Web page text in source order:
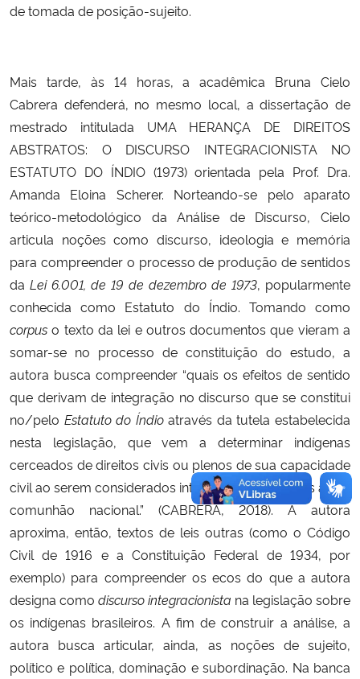
de tomada de posição-sujeito.
Mais tarde, às 14 horas, a acadêmica Bruna Cielo
Cabrera defenderá, no mesmo local, a dissertação de
mestrado intitulada UMA HERANÇA DE DIREITOS
ABSTRATOS: O DISCURSO INTEGRACIONISTA NO
ESTATUTO DO ÍNDIO (1973) orientada pela Prof. Dra.
Amanda Eloina Scherer. Norteando-se pelo aparato
teórico-metodológico da Análise de Discurso, Cielo
articula noções como discurso, ideologia e memória
para compreender o processo de produção de sentidos
daLei 6.001, de 19 de dezembro de 1973, popularmente
conhecida como Estatuto do Índio. Tomando como
corpus o texto da lei e outros documentos que vieram a
somar-se no processo de constituição do estudo, a
autora busca compreender “quais os efeitos de sentido
que derivam de integração no discurso que se constitui
no/pelo Estatuto do Índioatravés da tutela estabelecida
nesta legislação, que vem a determinar indígenas
cerceados de direitos civis ou plenos de sua capacidade
civil ao serem considerados integrados ou isolados à dita
comunhão nacional.” (CABRERA, 2018). A autora
aproxima, então, textos de leis outras (como o Código
Civil de 1916 e a Constituição Federal de 1934, por
exemplo) para compreender os ecos do que a autora
designa como discurso integracionista na legislação sobre
os indígenas brasileiros. A fim de construir a análise, a
autora busca articular, ainda, as noções de sujeito,
político e política, dominação e subordinação. Na banca